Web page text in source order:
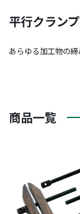
平行クランプ
あらゆる加工物の締
商品一覧